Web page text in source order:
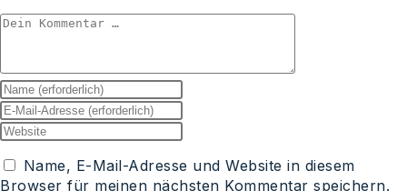
Name, E-Mail-Adresse und Website in diesem
Browser für meinen nächsten Kommentar speichern.